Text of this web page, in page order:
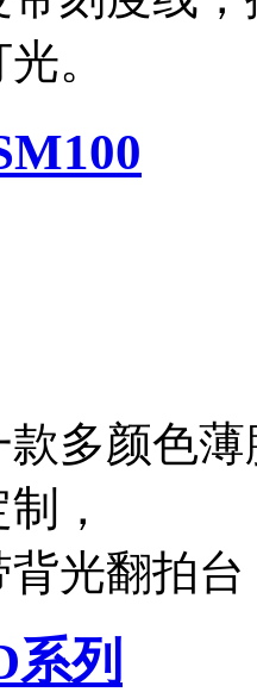
。
款多颜色
，
背光翻拍
列